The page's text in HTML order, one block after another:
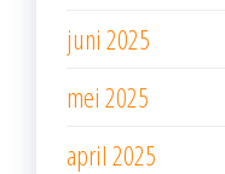
juni 2025
mei 2025
april 2025